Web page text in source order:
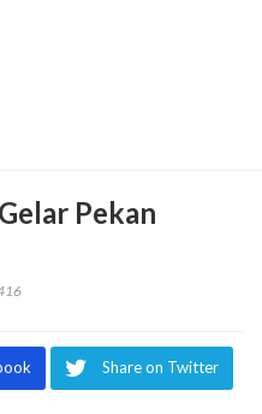
Pekan
Share on Twitter